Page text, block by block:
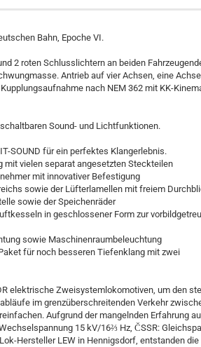
Bahn, Epoche VI.
2 roten Schlusslichtern an beiden
Antrieb auf vier Achsen, eine
nach NEM 362 mit KK-
Sound- und Lichtfunktionen.
SOUND für ein perfektes Klangerlebnis.
mit vielen separat angesetzten Steckteilen
mit innovativer Befestigung
sowie der Lüfterlamellen mit freiem
sowie der Speichenräder
in geschlossener Form zur
sowie Maschinenraumbeleuchtung
für noch besseren Tiefenklang mit zwei
elektrische Zweisystemlokomotiven, um den
im grenzüberschreitenden Verkehr
Aufgrund der mangelnden Erfahrung
15 kV/16⅔ Hz, ČSSR:
Hersteller LEW in Hennigsdorf, entstanden die